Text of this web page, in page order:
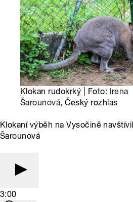
Klokan rudokrký | Foto: Irena
Šarounová, Český rozhlas
Klokaní výběh na Vysočině
Šarounová
3:00